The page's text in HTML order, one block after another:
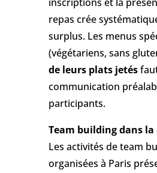
repas crée
surplus. Les menus
(végétariens, sans
de leurs plats jetés
communication
participants.
Team building dans la
Les activités de team
organisées à Paris